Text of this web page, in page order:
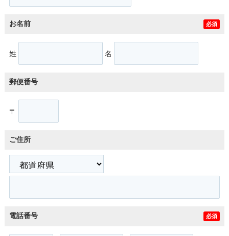
お名前 必須
姓 名
郵便番号
〒
ご住所
電話番号 必須